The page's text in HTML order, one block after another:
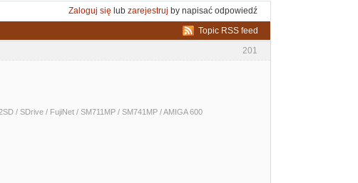
Zaloguj się lub zarejestruj by napisać odpowiedź
Topic RSS feed
201
/ SDrive / FujiNet / SM711MP / SM741MP / AMIGA 600